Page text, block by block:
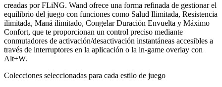
creadas por FLiNG. Wand ofrece una forma refinada de gestionar el
equilibrio del juego con funciones como Salud Ilimitada, Resistencia
ilimitada, Maná ilimitado, Congelar Duración Envuelta y Máximo
Confort, que te proporcionan un control preciso mediante
conmutadores de activación/desactivación instantáneas accesibles a
través de interruptores en la aplicación o la in-game overlay con
Alt+W.
Colecciones seleccionadas para cada estilo de juego